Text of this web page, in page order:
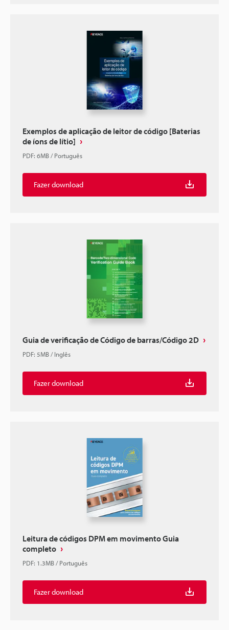
Exemplos de aplicação de leitor de código [Baterias
de íons de lítio]
PDF: 6MB/Português
Fazer download
Guia de verificação de Código de barras/Código 2D
PDF: 5MB/Inglês
Fazer download
Leitura de códigos DPM em movimento Guia
completo
PDF: 1.3MB/Português
Fazer download